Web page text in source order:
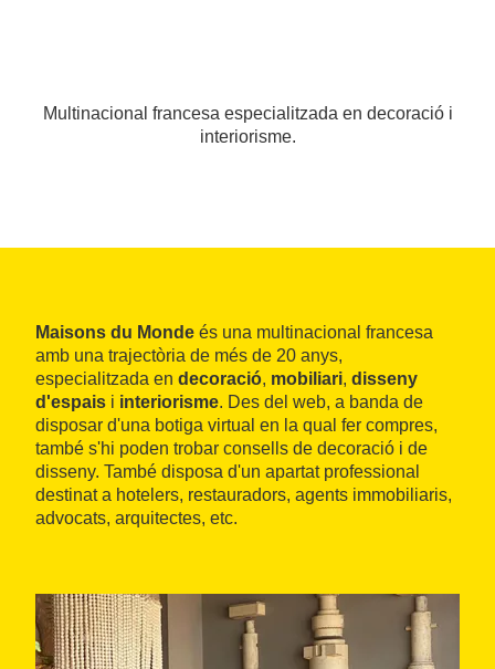
Multinacional francesa especialitzada en decoració i
interiorisme.
Maisons du Monde és una multinacional francesa
amb una trajectòria de més de 20 anys,
especialitzada en decoració, mobiliari, disseny
d'espais i interiorisme. Des del web, a banda de
disposar d'una botiga virtual en la qual fer compres,
també s'hi poden trobar consells de decoració i de
disseny. També disposa d'un apartat professional
destinat a hotelers, restauradors, agents immobiliaris,
advocats, arquitectes, etc.